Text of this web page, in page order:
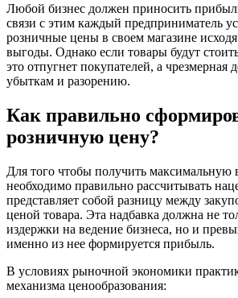
Любой бизнес должен приносить
связи с этим каждый предприниматель
розничные цены в своем магазине
выгоды. Однако если товары будут
это отпугнет покупателей, а чрезмерная
убыткам и разорению.
Как правильно
розничную цену?
Для того чтобы получить максимальную
необходимо правильно рассчитывать
представляет собой разницу между
ценой товара. Эта надбавка должна не
издержки на ведение бизнеса, но и
именно из нее формируется прибыль.
В условиях рыночной экономики
механизма ценообразования: